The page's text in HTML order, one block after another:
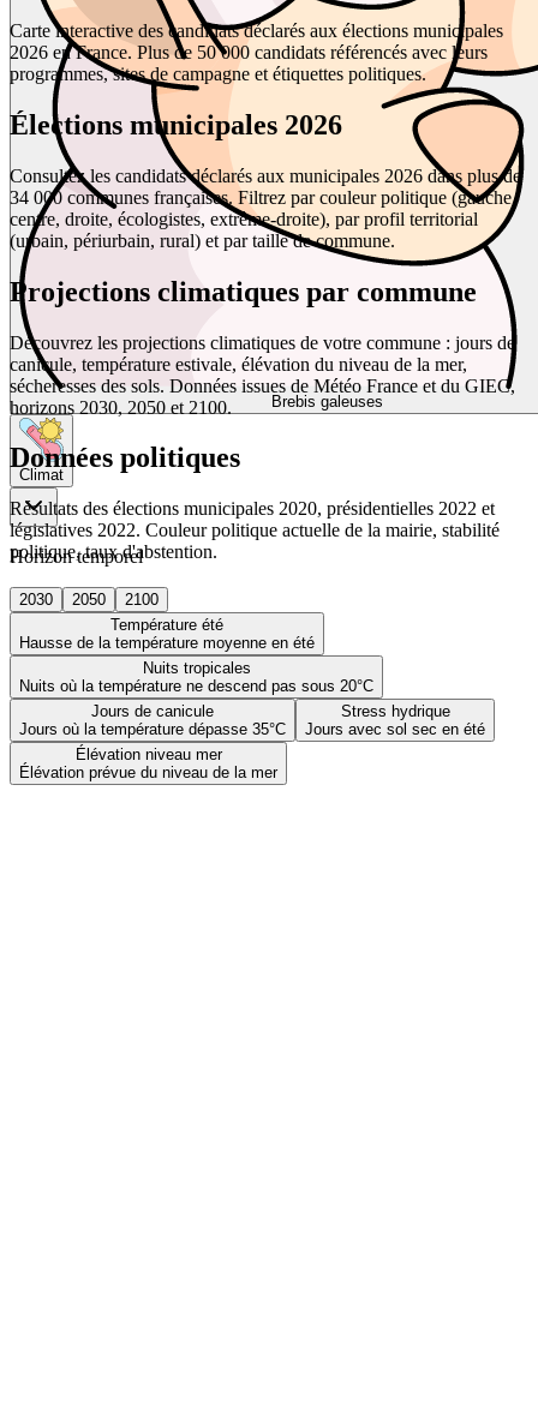
Brebis galeuses
Climat
Horizon temporel
2030 2050
2100
Température été
Hausse de la température moyenne en été
Nuits tropicales
Nuits où la température ne descend pas sous 20°C
Jours de canicule
Jours où la température dépasse 35°C
Stress hydrique
Jours avec sol sec en été
Élévation niveau mer
Élévation prévue du niveau de la mer
Carte interactive des candidats déclarés aux élections municipales
2026 en France. Plus de 50 000 candidats référencés avec leurs
programmes, sites de campagne et étiquettes politiques.
Élections municipales 2026
Consultez les candidats déclarés aux municipales 2026 dans plus de
34 000 communes françaises. Filtrez par couleur politique (gauche,
centre, droite, écologistes, extrême-droite), par profil territorial
(urbain, périurbain, rural) et par taille de commune.
Projections climatiques par commune
Découvrez les projections climatiques de votre commune : jours de
canicule, température estivale, élévation du niveau de la mer,
sécheresses des sols. Données issues de Météo France et du GIEC,
horizons 2030, 2050 et 2100.
Données politiques
Résultats des élections municipales 2020, présidentielles 2022 et
législatives 2022. Couleur politique actuelle de la mairie, stabilité
politique, taux d'abstention.